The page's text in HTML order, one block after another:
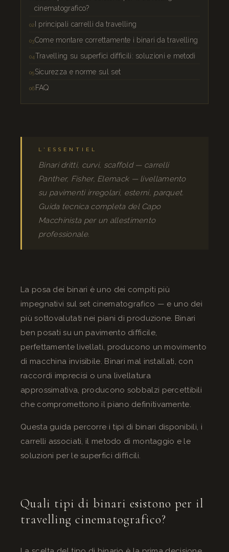
cinematografico?
I principali carrelli da travelling
Come montare correttamente i binari da travelling
Travelling su superfici difficili: soluzioni e metodi
Sicurezza e norme sul set
FAQ
L'ESSENTIEL
Binari dritti, curvi, scaffold — carrelli
Panther, Fisher, Elemack — livellamento
su pavimenti irregolari, esterni, parquet.
Guida tecnica completa del Capo
Macchinista per un allestimento
professionale.
La posa dei binari è uno dei compiti più
impegnativi sul set cinematografico — e uno dei
più sottovalutati nei piani di produzione. Binari
ben posati su un pavimento difficile,
perfettamente livellati, producono un movimento
di macchina invisibile. Binari mal installati, con
raccordi imprecisi o una livellatura
approssimativa, producono sobbalzi percettibili
che compromettono il piano definitivamente.
Questa guida percorre i tipi di binari disponibili, i
carrelli associati, il metodo di montaggio e le
soluzioni per le superfici difficili.
Quali tipi di binari esistono per il
travelling cinematografico?